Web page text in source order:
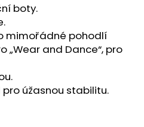
boty.
mimořádné pohodlí
„Wear and Dance“, pro
úžasnou stabilitu.